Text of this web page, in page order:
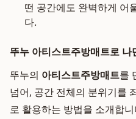
떤 공간에도 완벽하게 어
다.
뚜누 아티스트주방매트로
뚜누의 아티스트주방매트를
넘어, 공간 전체의 분위기를
로 활용하는 방법을 소개합